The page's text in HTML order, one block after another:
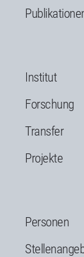
Institut
Forschung
Transfer
Projekte
Personen